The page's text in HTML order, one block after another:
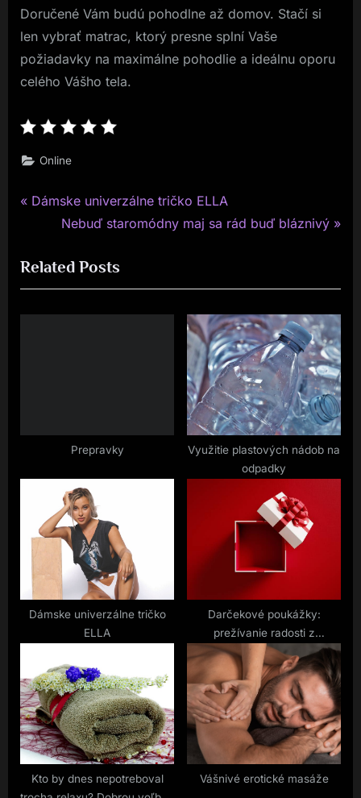
Doručené Vám budú pohodlne až domov. Stačí si
len vybrať matrac, ktorý presne splní Vaše
požiadavky na maximálne pohodlie a ideálnu oporu
celého Vášho tela.
Online
Navigace
příspěvek
P
v
i
o
Dámske univerzálne tričko ELLA
N
x
t
P
Nebuď staromódny maj sa rád buď bláznivý
Related Posts
Prepravky
Využitie plastových nádob na
odpadky
Dámske univerzálne tričko
ELLA
Darčekové poukážky:
prežívanie radosti z
darovania
Kto by dnes nepotreboval
Vášnivé erotické masáže